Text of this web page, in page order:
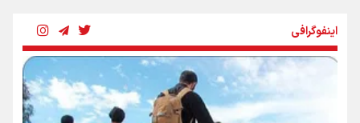
رسانه ملی و حق مردم برای شنیدن صدای رئیس‌جمهوری
اینفوگرافی